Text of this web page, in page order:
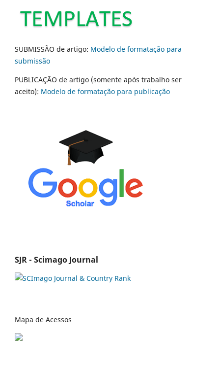
SUBMISSÃO de artigo: Modelo de formatação para
submissão
PUBLICAÇÃO de artigo (somente após trabalho ser
aceito): Modelo de formatação para publicação
SJR - Scimago Journal
Mapa de Acessos